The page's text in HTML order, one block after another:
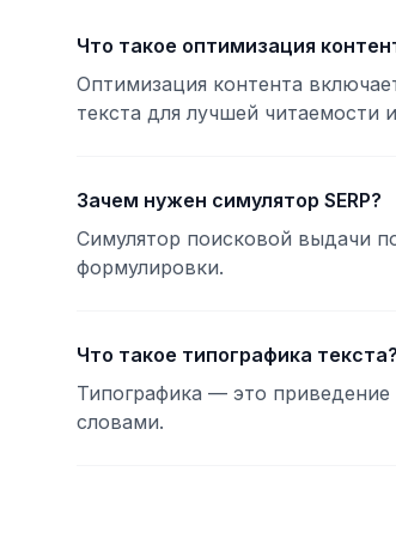
Что такое оптимизация
Оптимизация контента
текста для лучшей читаемости
Зачем нужен симулятор SERP?
Симулятор поисковой выдачи
формулировки.
Что такое типографика текста?
Типографика — это
словами.